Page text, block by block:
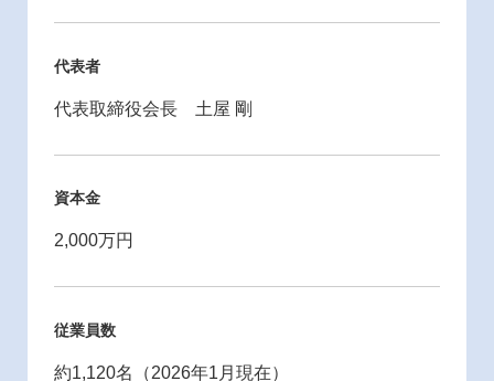
代表者
代表取締役会長 土屋 剛
資本金
2,000万円
従業員数
約1,120名（2026年1月現在）